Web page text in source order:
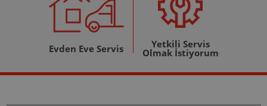
Evden Eve Servis Yetkili Servis
Olmak İstiyorum